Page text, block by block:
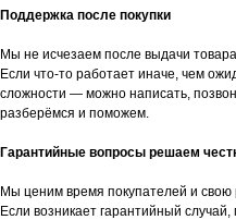
Поддержка после покупки
Мы не исчезаем после выдачи
Если что-то работает иначе, чем
сложности — можно написать,
разберёмся и поможем.
Гарантийные вопросы решаем
Мы ценим время покупателей и свою
Если возникает гарантийный случай,